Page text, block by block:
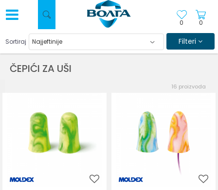
0
0
ČEPIĆI ZA UŠI
Sortiraj Filteri
16 proizvoda